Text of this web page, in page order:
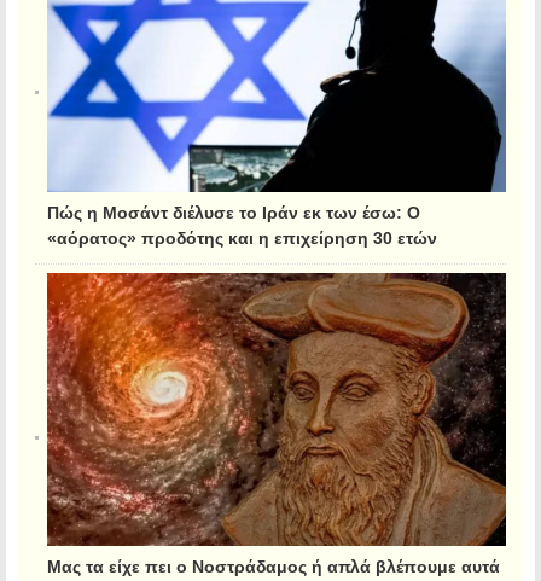
Πώς η Μοσάντ διέλυσε το Ιράν εκ των έσω: Ο
«αόρατος» προδότης και η επιχείρηση 30 ετών
Μας τα είχε πει ο Νοστράδαμος ή απλά βλέπουμε αυτά